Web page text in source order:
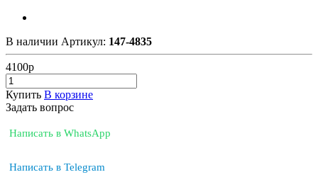
В наличии Артикул: 147-4835
4100р
Купить В корзине
Задать вопрос
Написать в WhatsApp
Написать в Telegram